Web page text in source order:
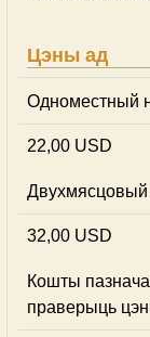
Цэны ад
Одноместный
22,00 USD
Двухмясцовый
32,00 USD
Кошты
праверыць